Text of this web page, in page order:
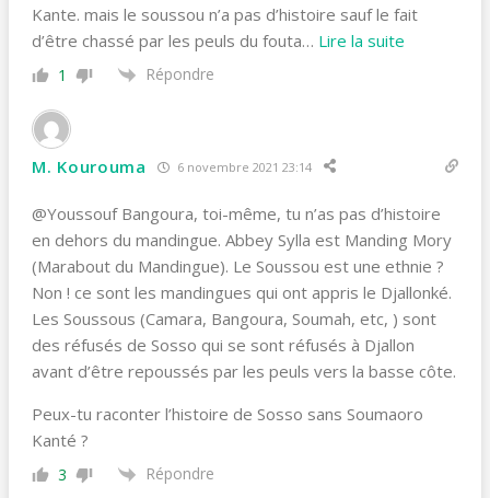
Kante. mais le soussou n’a pas d’histoire sauf le fait
d’être chassé par les peuls du fouta… Lire la suite
1 Répondre
M. Kourouma 6 novembre 2021 23:14
@Youssouf Bangoura, toi-même, tu n’as pas d’histoire
en dehors du mandingue. Abbey Sylla est Manding Mory
(Marabout du Mandingue). Le Soussou est une ethnie ?
Non ! ce sont les mandingues qui ont appris le Djallonké.
Les Soussous (Camara, Bangoura, Soumah, etc, ) sont
des réfusés de Sosso qui se sont réfusés à Djallon
avant d’être repoussés par les peuls vers la basse côte.
Peux-tu raconter l’histoire de Sosso sans Soumaoro
Kanté ?
3 Répondre